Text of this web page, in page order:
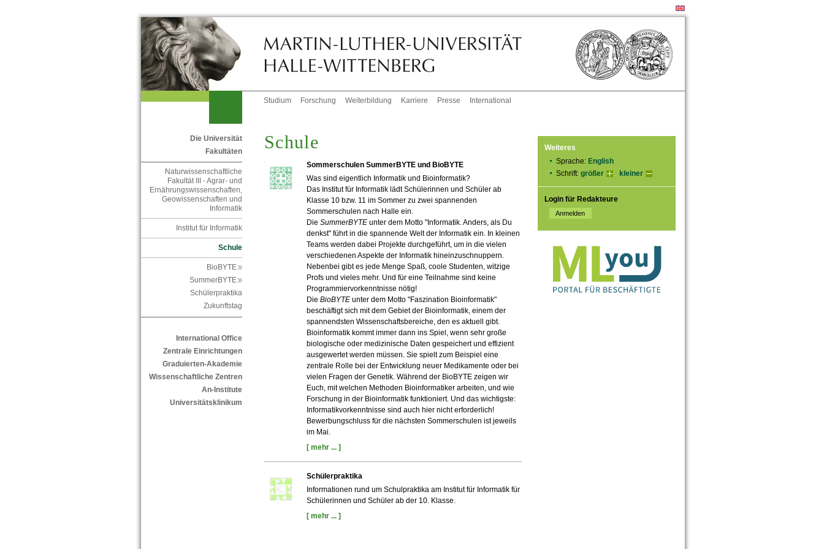
Studium Forschung Weiterbildung Karriere Presse International
Die Universität
Fakultäten
Naturwissenschaftliche
Fakultät III - Agrar- und
Ernährungswissenschaften,
Geowissenschaften und
Informatik
Institut für Informatik
Schule
BioBYTE
SummerBYTE
Schülerpraktika
Zukunftstag
International Office
Zentrale Einrichtungen
Graduierten-Akademie
Wissenschaftliche Zentren
An-Institute
Universitätsklinikum
Weiteres
Sprache: English
Schrift: größer kleiner
Login für Redakteure
Schule
Sommerschulen SummerBYTE und BioBYTE
Was sind eigentlich Informatik und Bioinformatik?
Das Institut für Informatik lädt Schülerinnen und Schüler ab
Klasse 10 bzw. 11 im Sommer zu zwei spannenden
Sommerschulen nach Halle ein.
Die SummerBYTEunter dem Motto "Informatik. Anders, als Du
denkst" führt in die spannende Welt der Informatik ein. In kleinen
Teams werden dabei Projekte durchgeführt, um in die vielen
verschiedenen Aspekte der Informatik hineinzuschnuppern.
Nebenbei gibt es jede Menge Spaß, coole Studenten, witzige
Profs und vieles mehr. Und für eine Teilnahme sind keine
Programmiervorkenntnisse nötig!
Die BioBYTEunter dem Motto "Faszination Bioinformatik"
beschäftigt sich mit dem Gebiet der Bioinformatik, einem der
spannendsten Wissenschaftsbereiche, den es aktuell gibt.
Bioinformatik kommt immer dann ins Spiel, wenn sehr große
biologische oder medizinische Daten gespeichert und effizient
ausgewertet werden müssen. Sie spielt zum Beispiel eine
zentrale Rolle bei der Entwicklung neuer Medikamente oder bei
vielen Fragen der Genetik. Während der BioBYTE zeigen wir
Euch, mit welchen Methoden Bioinformatiker arbeiten, und wie
Forschung in der Bioinformatik funktioniert. Und das wichtigste:
Informatikvorkenntnisse sind auch hier nicht erforderlich!
Bewerbungschluss für die nächsten Sommerschulen ist jeweils
im Mai.
[ mehr ... ]
Schülerpraktika
Informationen rund um Schulpraktika am Institut für Informatik für
Schülerinnen und Schüler ab der 10. Klasse.
[ mehr ... ]